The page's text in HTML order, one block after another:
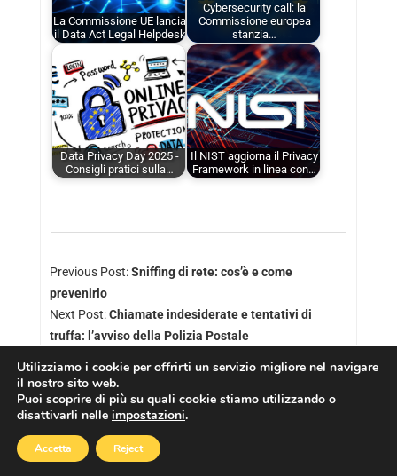
La Commissione UE lancia
il Data Act Legal Helpdesk
Cybersecurity call: la
Commissione europea
stanzia…
Data Privacy Day 2025 -
Consigli pratici sulla…
Il NIST aggiorna il Privacy
Framework in linea con…
Previous Post:Sniffing di rete: cos’è e come
prevenirlo
Next Post:Chiamate indesiderate e tentativi di
truffa: l’avviso della Polizia Postale
Copyright © 2026
Utilizziamo i cookie per offrirti un servizio migliore nel navigare
il nostro sito web.
Puoi scoprire di più su quali cookie stiamo utilizzando o
disattivarli nelle impostazioni.
Accetta Reject